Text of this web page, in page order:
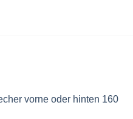
vorne oder hinten 160